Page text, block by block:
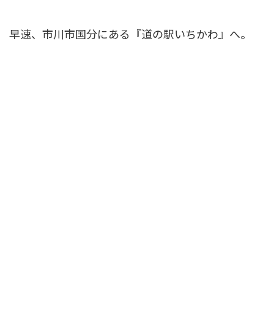
早速、市川市国分にある『道の駅いちかわ』へ。